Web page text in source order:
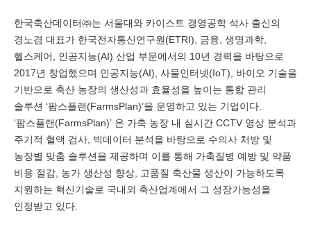
한국축산데이터㈜는 서울대와 카이스트 경영공학 석사 출신의
경노겸 대표가 한국전자통신연구원(ETRI), 금융, 생명과학,
헬스케어, 인공지능(AI) 산업 부문에서의 10년 경력을 바탕으로
2017년 창업했으며 인공지능(AI), 사물인터넷(IoT), 바이오 기술을
기반으로 축산 농장의 생산성과 효율성을 높이는 통합 관리
솔루션 ‘팜스플랜(FarmsPlan)’을 운영하고 있는 기업이다.
‘팜스플랜(FarmsPlan)’ 은 가축 농장 내 실시간 CCTV 영상 분석과
주기적 혈액 검사, 빅데이터 분석을 바탕으로 수의사 처방 및
농장별 맞춤 솔루션을 제공하며 이를 통해 가축질병 예방 및 약품
비용 절감, 농가 생산성 향상, 고품질 축산물 생산이 가능하도록
지원하는 혁신기술로 국내외 축산업계에서 그 성장가능성을
인정받고 있다.